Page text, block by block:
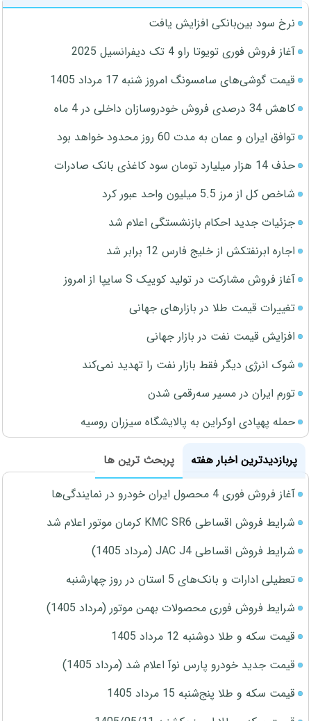
نرخ سود بین‌بانکی افزایش یافت
آغاز فروش فوری تویوتا راو 4 تک دیفرانسیل 2025
قیمت گوشی‌های سامسونگ امروز شنبه 17 مرداد 1405
کاهش 34 درصدی فروش خودروسازان داخلی در 4 ماه
توافق ایران و عمان به مدت 60 روز محدود خواهد بود
حذف 14 هزار میلیارد تومان سود کاغذی بانک صادرات
شاخص کل از مرز 5.5 میلیون واحد عبور کرد
جزئیات جدید احکام بازنشستگی اعلام شد
اجاره ابرنفتکش از خلیج فارس 12 برابر شد
آغاز فروش مشارکت در تولید کوییک S سایپا از امروز
تغییرات قیمت طلا در بازارهای جهانی
افزایش قیمت نفت در بازار جهانی
شوک انرژی دیگر فقط بازار نفت را تهدید نمی‌کند
تورم ایران در مسیر سه‌رقمی شدن
حمله پهپادی اوکراین به پالایشگاه سیزران روسیه
پربازدیدترین اخبار هفته
پربحث ترین ها
آغاز فروش فوری 4 محصول ایران خودرو در نمایندگی‌ها
شرایط فروش اقساطی KMC SR6 کرمان موتور اعلام شد
شرایط فروش اقساطی JAC J4 (مرداد 1405)
تعطیلی ادارات و بانک‌های 5 استان در روز چهارشنبه
شرایط فروش فوری محصولات بهمن موتور (مرداد 1405)
قیمت سکه و طلا دوشنبه 12 مرداد 1405
قیمت جدید خودرو پارس نوآ اعلام شد (مرداد 1405)
قیمت سکه و طلا پنج‌شنبه 15 مرداد 1405